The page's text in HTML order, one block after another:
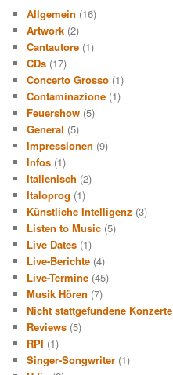
Allgemein (16)
Artwork (2)
Cantautore (1)
CDs (17)
Concerto Grosso (1)
Contaminazione (1)
Feuershow (5)
General (5)
Impressionen (9)
Infos (1)
Italienisch (2)
Italoprog (1)
Künstliche Intelligenz (3)
Listen to Music (5)
Live Dates (1)
Live-Berichte (4)
Live-Termine (45)
Musik Hören (7)
Nicht stattgefundene Konzerte
Reviews (5)
RPI (1)
Singer-Songwriter (1)